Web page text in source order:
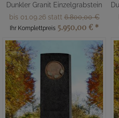
Dunkler Granit Einzelgrabstein
bis 01.09.26 statt6.800,00 €
Ihr Komplettpreis 5.950,00 € *